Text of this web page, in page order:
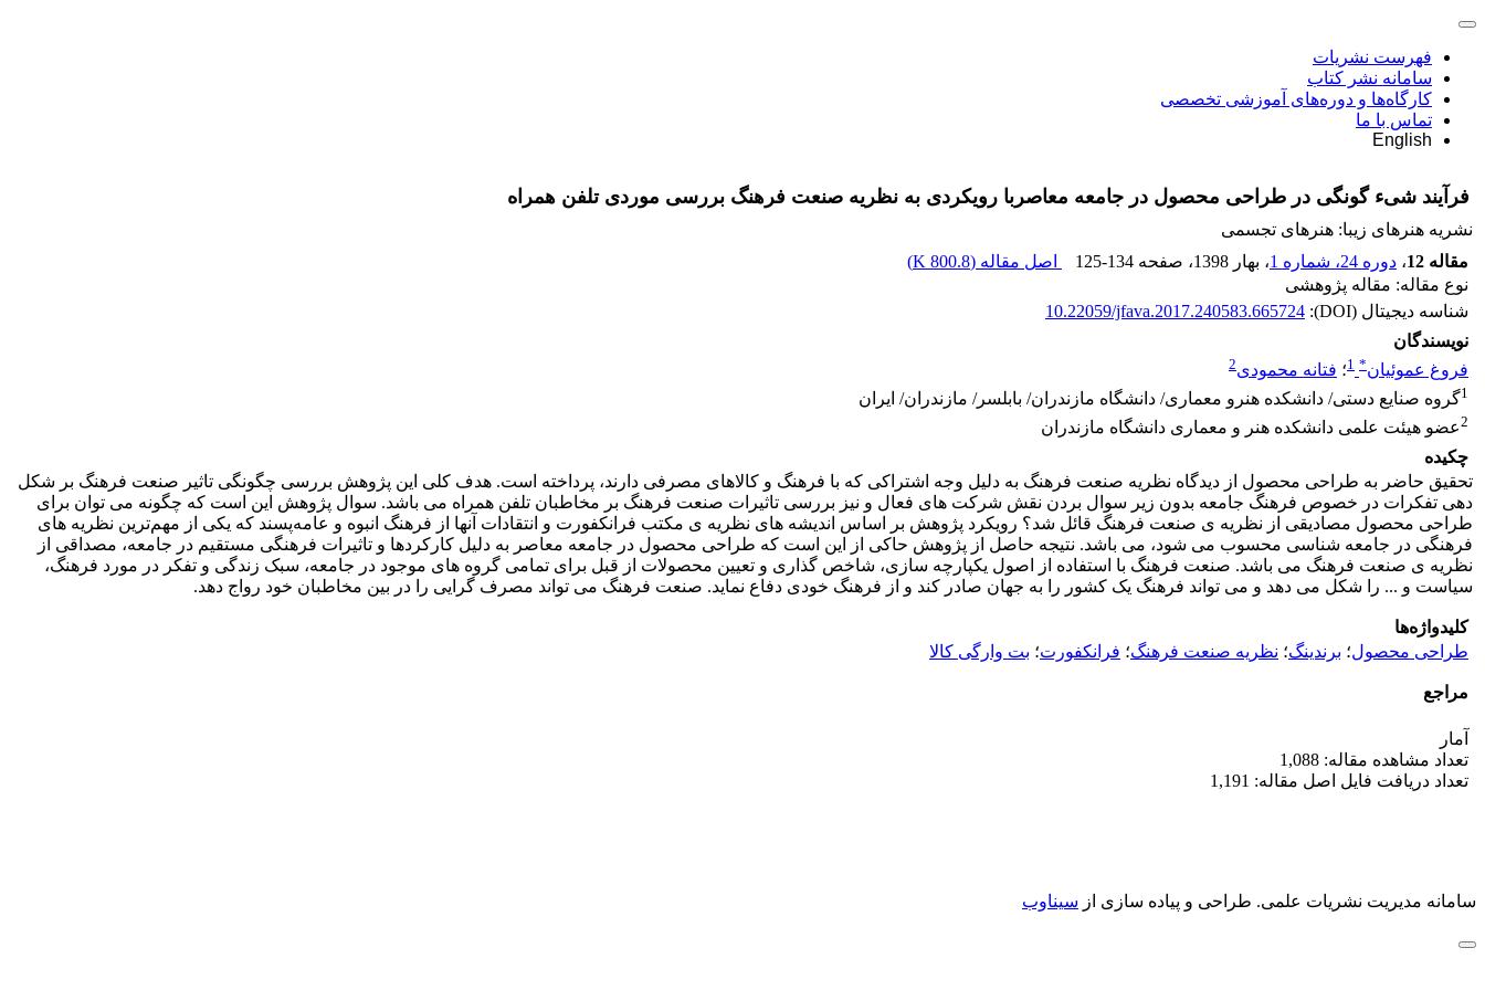
فهرست نشریات
سامانه نشر کتاب
کارگاه‌ها و دوره‌های آموزشی تخصصی
تماس با ما
English
فرآیند شیء گونگی در طراحی محصول در جامعه معاصربا رویکردی به نظریه صنعت فرهنگ بررسی موردی تلفن همراه
نشریه هنرهای زیبا: هنرهای تجسمی
مقاله 12
، دوره 24، شماره 1 ، بهار 1398 ، صفحه 125-134 اصل مقاله (800.8 K
)
نوع مقاله: مقاله پژوهشی
شناسه دیجیتال (DOI):
10.22059/jfava.2017.240583.665724
نویسندگان
فروغ عموئیان*
1؛ فتانه محمودی2
1گروه صنایع دستی/ دانشکده هنرو معماری/ دانشگاه مازندران/ بابلسر/ مازندران/ ایران
2عضو هیئت علمی دانشکده هنر و معماری دانشگاه مازندران
چکیده
تحقیق حاضر به طراحی محصول از دیدگاه نظریه صنعت فرهنگ به دلیل وجه اشتراکی که با فرهنگ و کالاهای مصرفی دارند، پرداخته است. هدف کلی این پژوهش بررسی چگونگی تاثیر صنعت فرهنگ بر شکل
دهی تفکرات در خصوص فرهنگ جامعه بدون زیر سوال بردن نقش شرکت های فعال و نیز بررسی تاثیرات صنعت فرهنگ بر مخاطبان تلفن همراه می باشد. سوال پژوهش این است که چگونه می توان برای
طراحی محصول مصادیقی از نظریه ی صنعت فرهنگ قائل شد؟ رویکرد پژوهش بر اساس اندیشه های نظریه ی مکتب فرانکفورت و انتقادات آنها از فرهنگ انبوه و عامه‌پسند که یکی از مهم‌ترین نظریه های
فرهنگی در جامعه شناسی محسوب می شود، می باشد. نتیجه حاصل از پژوهش حاکی از این است که طراحی محصول در جامعه معاصر به دلیل کارکردها و تاثیرات فرهنگی مستقیم در جامعه، مصداقی از
نظریه ی صنعت فرهنگ می باشد. صنعت فرهنگ با استفاده از اصول یکپارچه سازی، شاخص گذاری و تعیین محصولات از قبل برای تمامی گروه های موجود در جامعه، سبک زندگی و تفکر در مورد فرهنگ،
سیاست و ... را شکل می دهد و می تواند فرهنگ یک کشور را به جهان صادر کند و از فرهنگ خودی دفاع نماید. صنعت فرهنگ می تواند مصرف گرایی را در بین مخاطبان خود رواج دهد.
کلیدواژه‌ها
طراحی محصول؛ برندینگ؛ نظریه صنعت فرهنگ؛ فرانکفورت؛ بت وارگی کالا
مراجع
آمار
تعداد مشاهده مقاله: 1,088
تعداد دریافت فایل اصل مقاله: 1,191
سامانه مدیریت نشریات علمی. طراحی و پیاده سازی از سیناوب